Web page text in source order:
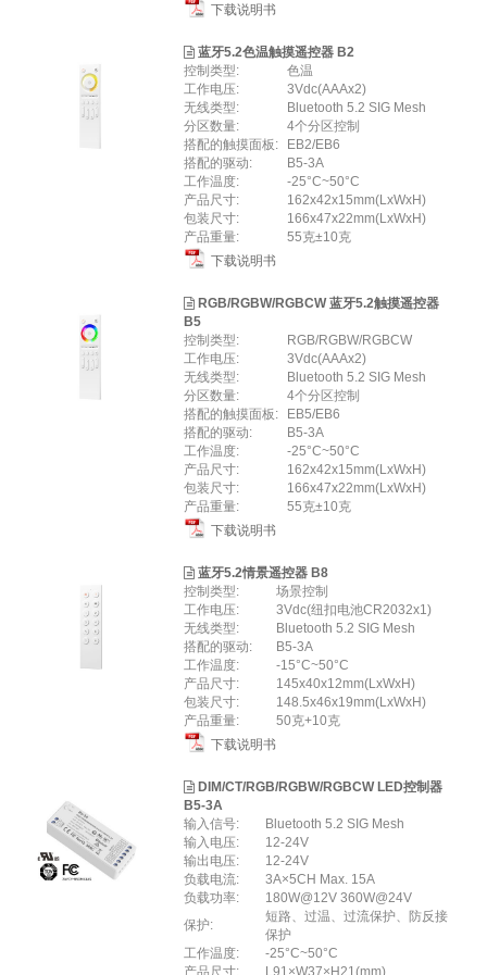
下载说明书
蓝牙5.2色温触摸遥控器 B2
控制类型:
色温
工作电压:
3Vdc(AAAx2)
无线类型:
Bluetooth 5.2 SIG Mesh
分区数量:
4个分区控制
搭配的触摸面板:
EB2/EB6
搭配的驱动:
B5-3A
工作温度:
-25°C~50°C
产品尺寸:
162x42x15mm(LxWxH)
包装尺寸:
166x47x22mm(LxWxH)
产品重量:
55克±10克
下载说明书
RGB/RGBW/RGBCW 蓝牙5.2触摸遥控器
B5
控制类型:
RGB/RGBW/RGBCW
工作电压:
3Vdc(AAAx2)
无线类型:
Bluetooth 5.2 SIG Mesh
分区数量:
4个分区控制
搭配的触摸面板:
EB5/EB6
搭配的驱动:
B5-3A
工作温度:
-25°C~50°C
产品尺寸:
162x42x15mm(LxWxH)
包装尺寸:
166x47x22mm(LxWxH)
产品重量:
55克±10克
下载说明书
蓝牙5.2情景遥控器 B8
控制类型:
场景控制
工作电压:
3Vdc(纽扣电池CR2032x1)
无线类型:
Bluetooth 5.2 SIG Mesh
搭配的驱动:
B5-3A
工作温度:
-15°C~50°C
产品尺寸:
145x40x12mm(LxWxH)
包装尺寸:
148.5x46x19mm(LxWxH)
产品重量:
50克+10克
下载说明书
DIM/CT/RGB/RGBW/RGBCW LED控制器
B5-3A
输入信号:
Bluetooth 5.2 SIG Mesh
输入电压:
12-24V
输出电压:
12-24V
负载电流:
3A×5CH Max. 15A
负载功率:
180W@12V 360W@24V
保护:
短路、过温、过流保护、防反接
保护
工作温度:
-25°C~50°C
产品尺寸:
L91×W37×H21(mm)